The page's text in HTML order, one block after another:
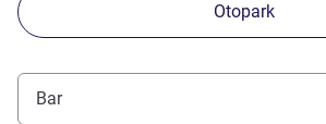
Otopark
Bar